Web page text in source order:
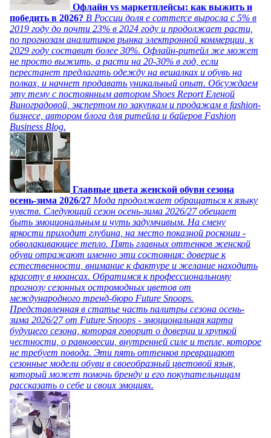
Офлайн vs маркетплейсы: как выжить и
победить в 2026? В России доля e commerce выросла с 5% в
2019 году до почти 23% в 2024 году и продолжает расти,
по прогнозам аналитиков рынка электронной коммерции, к
2029 году составит более 30%. Офлайн-ритейл же может
не просто выжить, а расти на 20-30% в год, если
перестанет предлагать одежду на вешалках и обувь на
полках, и начнет продавать уникальный опыт. Обсуждаем
эту тему с постоянным автором Shoes Report Еленой
Виноградовой, экспертом по закупкам и продажам в fashion-
бизнесе, автором блога для ритейла и байеров Fashion
Business Blog.
Главные цвета женской обуви сезона
осень-зима 2026/27 Мода продолжает обращаться к языку
чувств. Следующий сезон осень-зима 2026/27 обещает
быть эмоциональным и чуть задумчивым. На смену
яркости приходит глубина, на место показной роскоши -
обволакивающее тепло. Пять главных оттенков женской
обуви отражают именно эти состояния: доверие к
естественности, внимание к фактуре и желание находить
красоту в нюансах. Обратимся к профессиональному
прогнозу сезонных остромодных цветов от
международного тренд-бюро Future Snoops.
Представленная в статье часть палитры сезона осень-
зима 2026/27 от Future Snoops - эмоциональная карта
будущего сезона, которая говорит о доверии и хрупкой
честности, о равновесии, внутренней силе и тепле, которое
не требует повода. Эти пять оттенков превращают
сезонные модели обуви в своеобразный цветовой язык,
который может помочь бренду и его покупательницам
рассказать о себе и своих эмоциях.